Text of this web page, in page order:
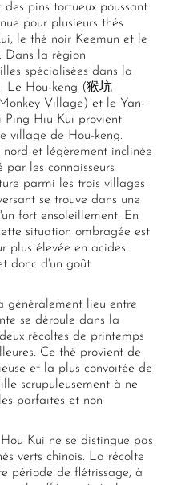
pins tortueux poussant
pour plusieurs thés
le thé noir Keemun et le
Dans la région
spécialisées dans la
Le Hou-keng (猴坑
Village) et le Yan-
Hiu Kui provient
village de Hou-keng.
et légèrement inclinée
par les connaisseurs
parmi les trois villages
se trouve dans une
fort ensoleillement. En
situation ombragée est
plus élevée en acides
donc d'un goût
généralement lieu entre
se déroule dans la
récoltes de printemps
Ce thé provient de
et la plus convoitée de
scrupuleusement à ne
parfaites et non
Kui ne se distingue pas
verts chinois. La récolte
période de flétrissage, à